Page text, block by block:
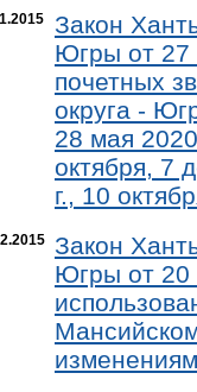
Закон
Югры от 27
почетных
округа -
28 мая
октября, 7
г., 10
Закон
Югры от 20